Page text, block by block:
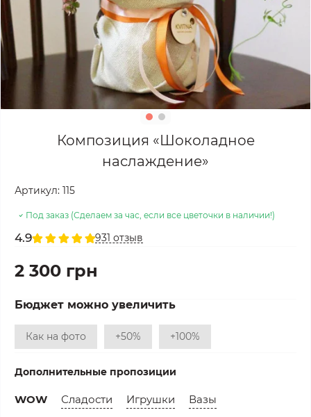
Композиция «Шоколадное
наслаждение»
Артикул: 115
Под заказ (Сделаем за час, если все цветочки в наличии!)
4.9 931 отзыв
2 300 грн
Бюджет можно увеличить
Как на фото +50% +100%
Дополнительные пропозиции
WOW Сладости Игрушки Вазы